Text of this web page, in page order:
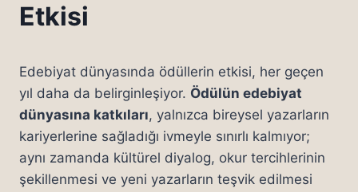
Etkisi
Edebiyat dünyasında ödüllerin etkisi, her geçen
yıl daha da belirginleşiyor. Ödülün edebiyat
dünyasına katkıları, yalnızca bireysel yazarların
kariyerlerine sağladığı ivmeyle sınırlı kalmıyor;
aynı zamanda kültürel diyalog, okur tercihlerinin
şekillenmesi ve yeni yazarların teşvik edilmesi